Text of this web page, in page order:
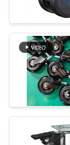
FABRYCE
JAKOŚCI
SIĘ